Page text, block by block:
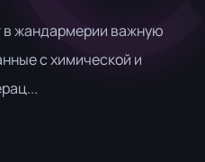
в жандармерии важную
с химической и